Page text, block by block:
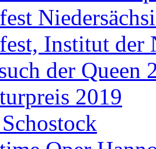
Institut der
der Queen
2019